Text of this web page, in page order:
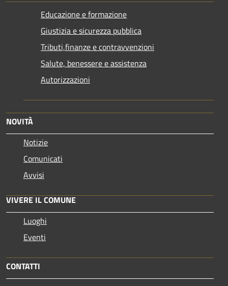
Educazione e formazione
Giustizia e sicurezza pubblica
Tributi,finanze e contravvenzioni
Salute, benessere e assistenza
Autorizzazioni
NOVITÀ
Notizie
Comunicati
Avvisi
VIVERE IL COMUNE
Luoghi
Eventi
CONTATTI